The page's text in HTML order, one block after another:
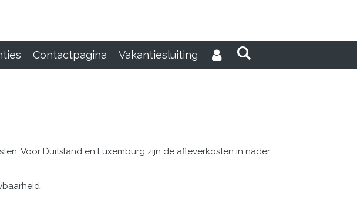
Contactpagina Vakantiesluiting
Voor Duitsland en Luxemburg zijn de afleverkosten in nader